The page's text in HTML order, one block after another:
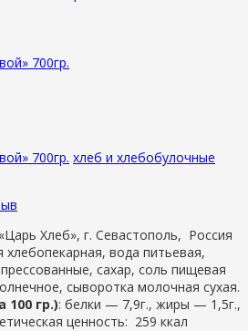
700гр.
700гр. хлеб и хлебобулочные
Хлеб», г. Севастополь, Россия
хлебопекарная, вода питьевая,
сахар, соль пищевая
сыворотка молочная сухая.
гр.): белки — 7,9г., жиры — 1,5г.,
ценность: 259 ккал